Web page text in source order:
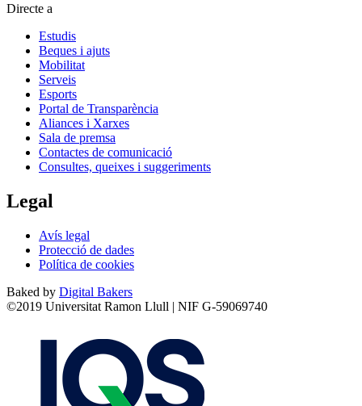
Directe a
Estudis
Beques i ajuts
Mobilitat
Serveis
Esports
Portal de Transparència
Aliances i Xarxes
Sala de premsa
Contactes de comunicació
Consultes, queixes i suggeriments
Legal
Avís legal
Protecció de dades
Política de cookies
Baked by Digital Bakers
©2019 Universitat Ramon Llull | NIF G-59069740